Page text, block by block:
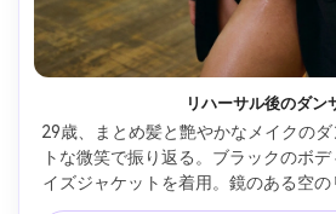
リハーサル後のダン
29歳、まとめ髪と艶やかなメイクの
トな微笑で振り返る。ブラックのボ
イズジャケットを着用。鏡のある空の
蛍光灯＋温かいリムライト、35mm